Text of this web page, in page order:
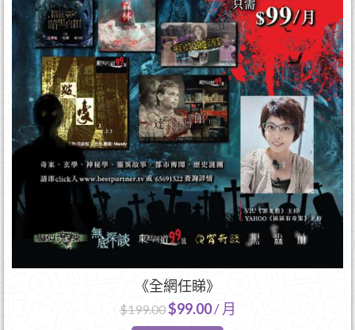
《全網任睇》
$199.00$99.00/ 月